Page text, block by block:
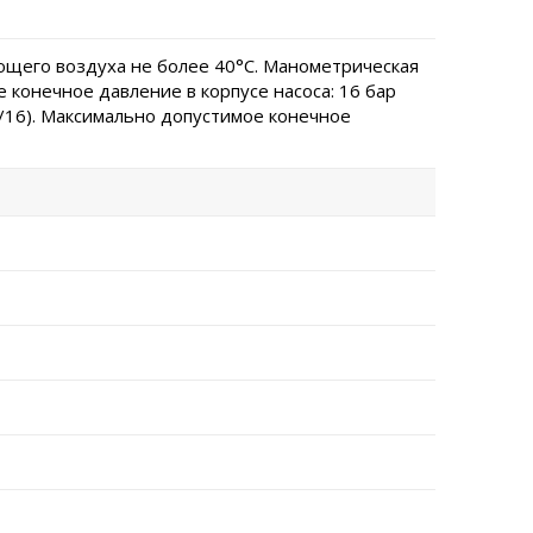
воздуха не более 40°C. Манометрическая
давление в корпусе насоса: 16 бар
Максимально допустимое конечное